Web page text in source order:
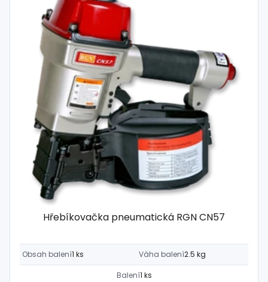
Hřebíkovačka pneumatická RGN CN57
Obsah balení1 ks Váha balení2.5 kg
Balení1 ks